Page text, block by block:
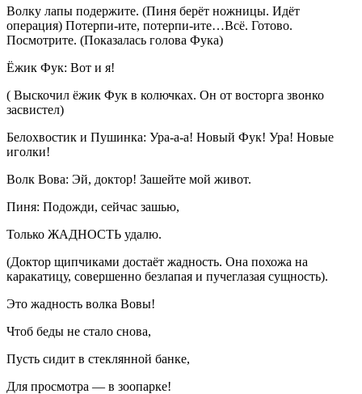
Волку лапы подержите. (Пиня берёт ножницы. Идёт
операция) Потерпи-ите, потерпи-ите…Всё. Готово.
Посмотрите. (Показалась голова Фука)
Ёжик Фук: Вот и я!
( Выскочил ёжик Фук в колючках. Он от восторга звонко
засвистел)
Белохвостик и Пушинка: Ура-а-а! Новый Фук! Ура! Новые
иголки!
Волк Вова: Эй, доктор! Зашейте мой живот.
Пиня: Подожди, сейчас зашью,
Только ЖАДНОСТЬ удалю.
(Доктор щипчиками достаёт жадность. Она похожа на
каракатицу, совершенно безлапая и пучеглазая сущность).
Это жадность волка Вовы!
Чтоб беды не стало снова,
Пусть сидит в стеклянной банке,
Для просмотра — в зоопарке!